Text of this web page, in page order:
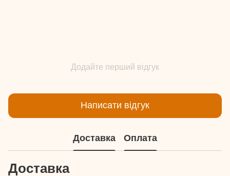
Додайте перший відгук
Написати відгук
Доставка Оплата
Доставка